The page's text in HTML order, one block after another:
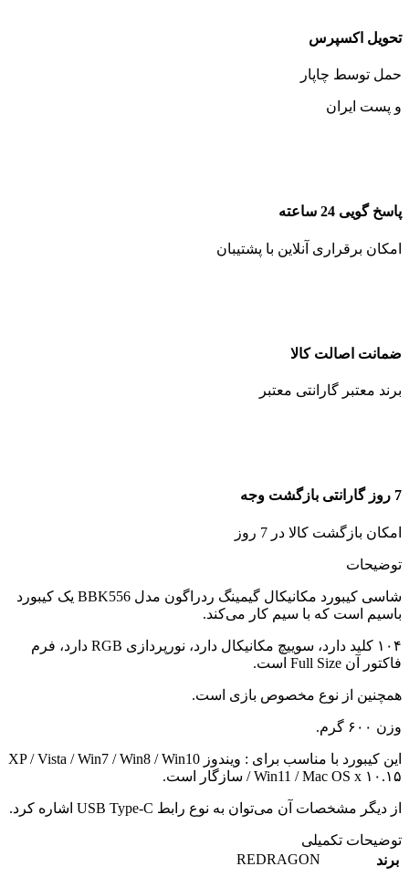
تحویل اکسپرس
حمل توسط چاپار
و پست ایران
پاسخ گویی 24 ساعته
امکان برقراری آنلاین با پشتیبان
ضمانت اصالت کالا
برند معتبر گارانتی معتبر
7 روز گارانتی بازگشت وجه
امکان بازگشت کالا در 7 روز
توضیحات
شاسی کیبورد مکانیکال گیمینگ ردراگون مدل BBK556 یک کیبورد
باسیم است که با سیم کار می‌کند.
۱۰۴ کلید دارد، سوییچ مکانیکال دارد، نورپردازی RGB دارد، فرم
فاکتور آن Full Size است.
همچنین از نوع مخصوص بازی است.
وزن ۶۰۰ گرم.
این کیبورد با مناسب برای : ویندوز XP / Vista / Win7 / Win8 / Win10
/ Win11 / Mac OS x ۱۰.۱۵ سازگار است.
از دیگر مشخصات آن می‌توان به نوع رابط USB Type-C اشاره کرد.
توضیحات تکمیلی
برند
REDRAGON